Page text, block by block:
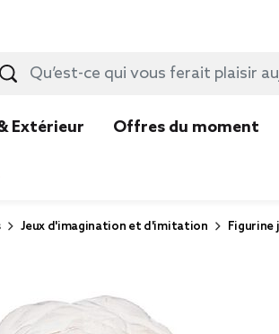
Extérieur Offres du moment
Jeux d'imagination et d'imitation Figurine